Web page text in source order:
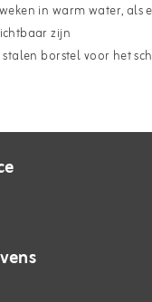
in warm water, als
zijn
borstel voor het